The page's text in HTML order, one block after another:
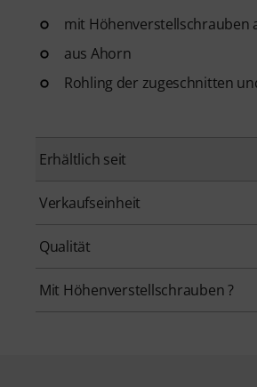
mit Höhenverstellschrauben
aus Ahorn
Rohling der zugeschnitten
Erhältlich seit
Verkaufseinheit
Qualität
Mit Höhenverstellschrauben ?